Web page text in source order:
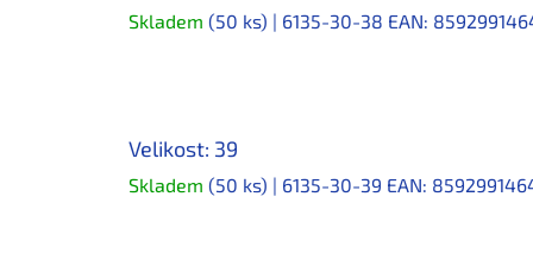
Skladem (50 ks) | 6135-30-38 EAN:
Velikost: 39
Skladem (50 ks) | 6135-30-39 EAN: